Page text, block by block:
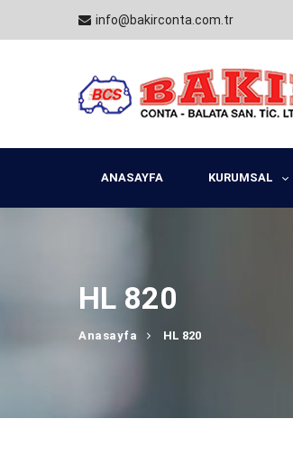
info@bakirconta.com.tr
ANASAYFA KURUMSAL
HL 820
Anasayfa HL 820